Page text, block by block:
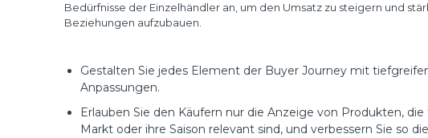
Bedürfnisse der Einzelhändler an, um den Umsatz zu steigern und
Beziehungen aufzubauen.
Gestalten Sie jedes Element der Buyer Journey mit
Anpassungen.
Erlauben Sie den Käufern nur die Anzeige von Produkten, die
Markt oder ihre Saison relevant sind, und verbessern Sie so die